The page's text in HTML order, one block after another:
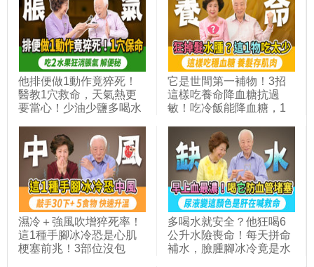
開講 ft. 形象顧問
Lavi_347
要少吃這3類食物｜胡乃
文開講＿348
他排便做1動作竟猝死！
醫教1穴救命，天氣熱更
要當心！少油少鹽多喝水
了。她脹氣吃益生菌更嚴
重！2水果＋1零食是腸道
通樂，超市都有賣。看中
醫治標又治本｜胡乃文開
講Dr.HU_353
它是世間第一補物！3招
這樣吃養命降血糖抗過
敏！吃冷飯能降血糖，1
虛？加它一起煮顧脾胃！
糖尿病一餐吃這飯量最安
全。長期不吃米飯，年長
者易骨折失能｜胡乃文開
講Dr.HU_318
濕冷＋強風吹增猝死率！
這1種手腳冰冷恐是心肌
梗塞前兆！3部位沒包
多喝水就安全？他狂喝6
公升水險喪命！每天拼命
補水，臉腫腳冰冷竟是水